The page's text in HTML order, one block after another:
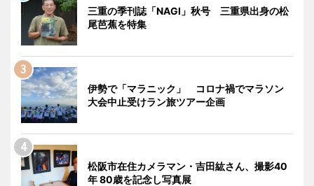
三重の季刊誌「NAGI」秋号 三重県出身の松
尾芭蕉を特集
伊勢で「マラニック」 コロナ禍でマラソン
大会中止受けラン旅ツアー企画
松阪市在住カメラマン・吉田紘さん、撮影40
年 80歳を記念し写真展